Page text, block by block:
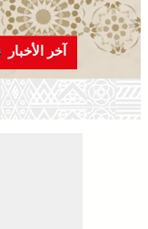
آخر الأخبار